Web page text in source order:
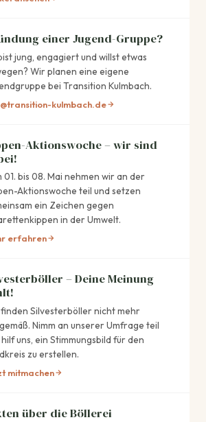
einer Jugend-Gruppe?
jung, engagiert und willst etwas
Wir planen eine eigene
bei Transition Kulmbach.
kulmbach.de
Aktionswoche – wir sind
01. bis 08. Mai nehmen wir an der
Aktionswoche teil und setzen
ein Zeichen gegen
in der Umwelt.
erfahren
– Deine Meinung
Silvesterböller nicht mehr
Nimm an unserer Umfrage teil
uns, ein Stimmungsbild für den
zu erstellen.
mitmachen
über die Böllerei